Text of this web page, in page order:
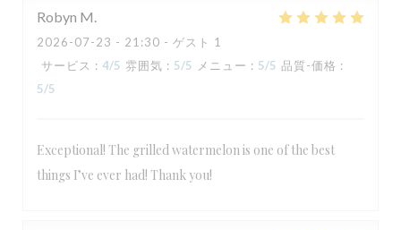
Robyn M
2026-07-23 - 21:30 - ゲスト 1
サービス : 4/5 雰囲気 : 5/5 メニュー : 5/5 品質-価格 :
5/5
Exceptional! The grilled watermelon is one of the best
things I’ve ever had! Thank you!